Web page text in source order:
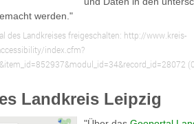
werden."
des Landkreises freigeschalten: http://www.kreis-
index.cfm?
Landkreis Leipzig